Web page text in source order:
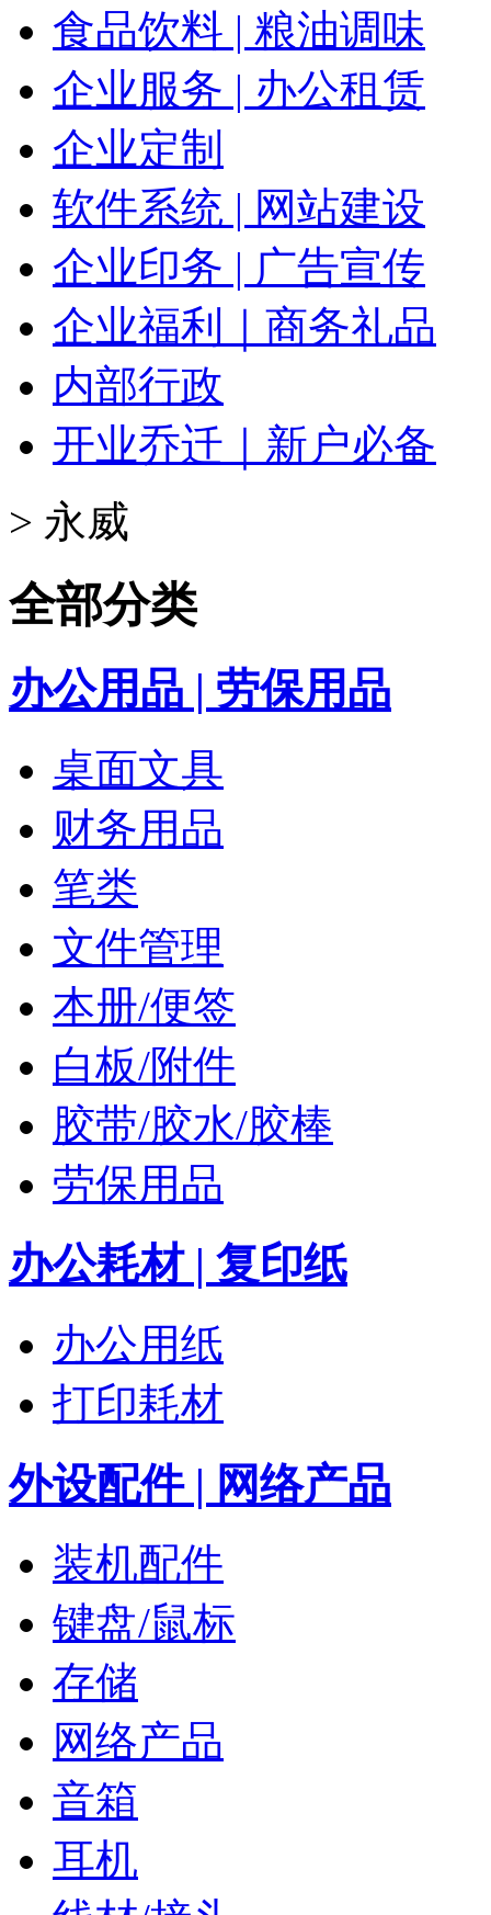
食品饮料 | 粮油调味
企业服务 | 办公租赁
企业定制
软件系统 | 网站建设
企业印务 | 广告宣传
企业福利｜商务礼品
内部行政
开业乔迁｜新户必备
> 永威
全部分类
办公用品 | 劳保用品
桌面文具
财务用品
笔类
文件管理
本册/便签
白板/附件
胶带/胶水/胶棒
劳保用品
办公耗材 | 复印纸
办公用纸
打印耗材
外设配件 | 网络产品
装机配件
键盘/鼠标
存储
网络产品
音箱
耳机